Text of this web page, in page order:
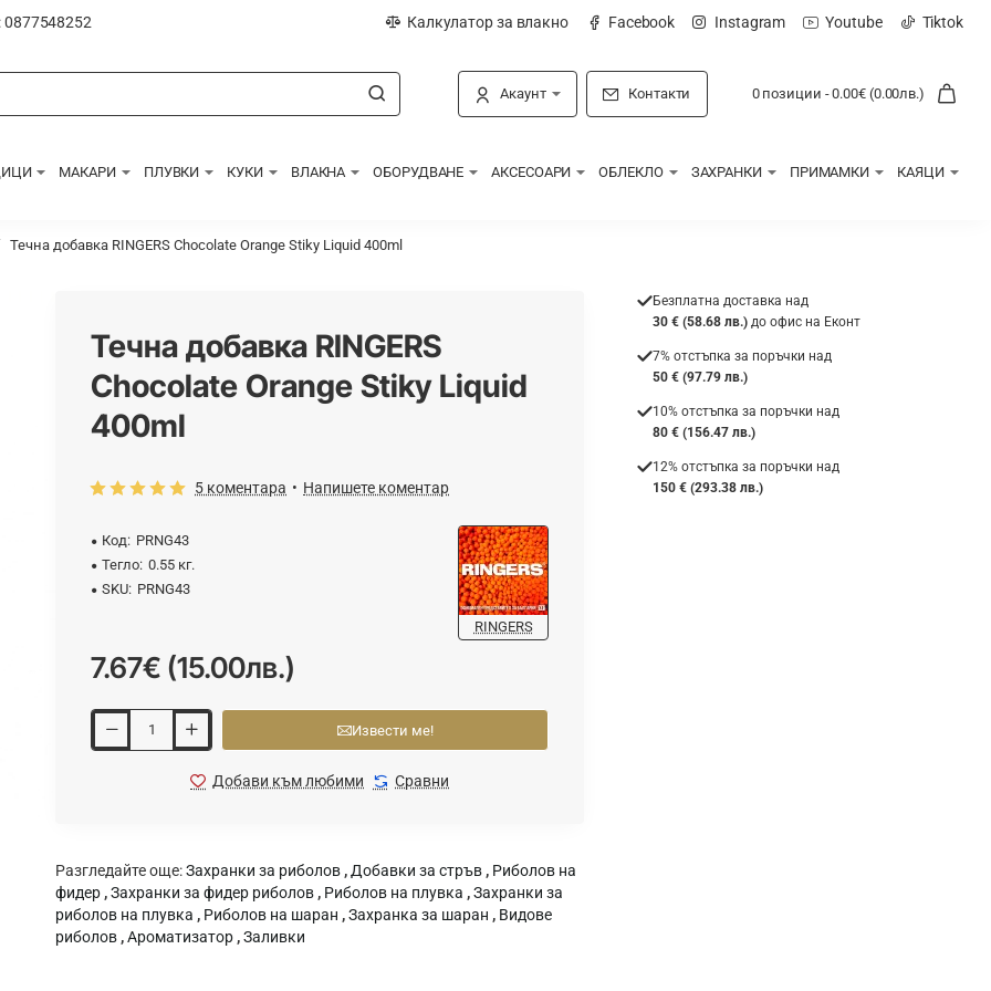
Калкулатор за влакно Facebook Instagram Youtube Tiktok
Акаунт Контакти 0 позиции - 0.00€ (0.00лв.)
МАКАРИ ПЛУВКИ КУКИ ВЛАКНА ОБОРУДВАНЕ АКСЕСОАРИ ОБЛЕКЛО ЗАХРАНКИ ПРИМАМКИ КАЯЦИ
Течна добавка RINGERS Chocolate Orange Stiky Liquid 400ml
Течна добавка RINGERS
Chocolate Orange Stiky Liquid
400ml
Код: PRNG43
Тегло: 0.55 кг.
SKU: PRNG43
RINGERS
5 коментара • Напишете коментар
7.67€ (15.00лв.)
Извести ме!
Добави към любими Сравни
Разгледайте още:Захранки за риболов ,Добавки за стръв , Риболов на
фидер ,Захранки за фидер риболов , Риболов на плувка ,Захранки за
риболов на плувка , Риболов на шаран ,Захранка за шаран , Видове
риболов ,Ароматизатор ,Заливки
Безплатна доставка над
30 € (58.68 лв.) до офис на Еконт
7% отстъпка за поръчки над
50 € (97.79 лв.)
10% отстъпка за поръчки над
80 € (156.47 лв.)
12% отстъпка за поръчки над
150 € (293.38 лв.)